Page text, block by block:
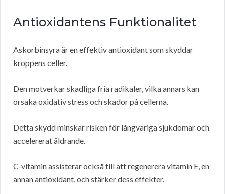
Antioxidantens Funktionalitet
Askorbinsyra är en effektiv antioxidant som skyddar
kroppens celler.
Den motverkar skadliga fria radikaler, vilka annars kan
orsaka oxidativ stress och skador på cellerna.
Detta skydd minskar risken för långvariga sjukdomar och
accelererat åldrande.
C-vitamin assisterar också till att regenerera vitamin E, en
annan antioxidant, och stärker dess effekter.